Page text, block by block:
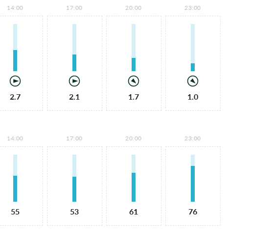
14:00
2.7
17:00
2.1
20:00
1.7
23:00
1.0
14:00
55
17:00
53
20:00
61
23:00
76